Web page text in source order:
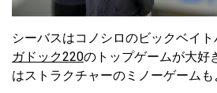
シーバスはコノシロのビックベイ
ガドック220のトップゲームが大好
はストラクチャーのミノーゲームも